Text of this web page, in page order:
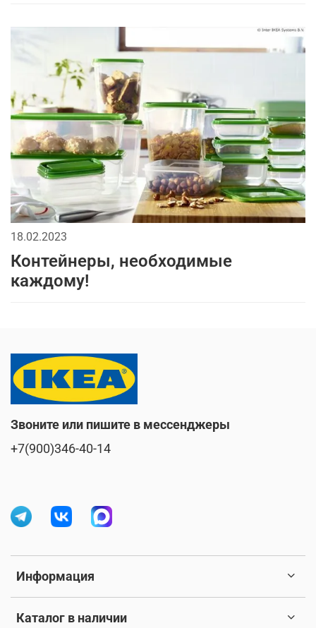
18.02.2023
Контейнеры, необходимые
каждому!
Информация
Каталог в наличии
Звоните или пишите в мессенджеры
+7(900)346-40-14